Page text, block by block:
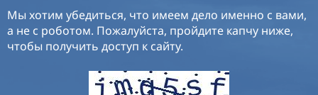
Мы хотим убедиться, что имеем дело именно с вами,
а не с роботом. Пожалуйста, пройдите капчу ниже,
чтобы получить доступ к сайту.